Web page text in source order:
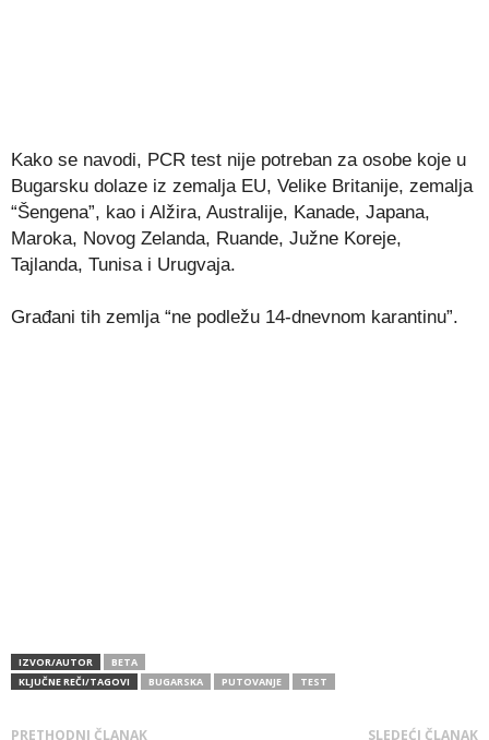
Kako se navodi, PCR test nije potreban za osobe koje u
Bugarsku dolaze iz zemalja EU, Velike Britanije, zemalja
“Šengena”, kao i Alžira, Australije, Kanade, Japana,
Maroka, Novog Zelanda, Ruande, Južne Koreje,
Tajlanda, Tunisa i Urugvaja.
Građani tih zemlja “ne podležu 14-dnevnom karantinu”.
IZVOR/AUTOR
BETA
KLJUČNE REČI/TAGOVI
BUGARSKA PUTOVANJE TEST
PRETHODNI ČLANAK SLEDEĆI ČLANAK